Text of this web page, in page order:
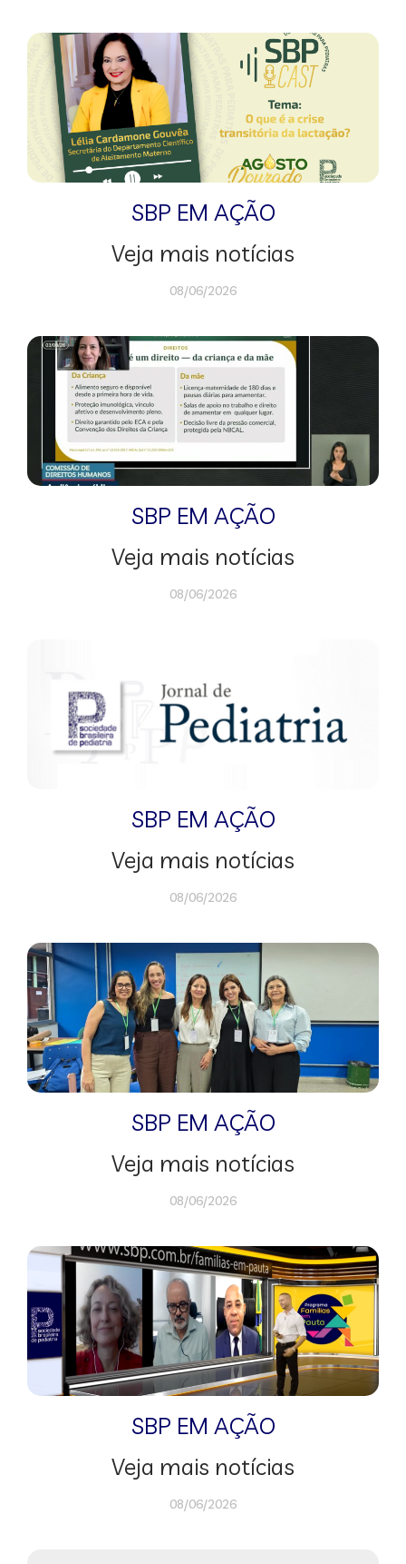
SBP EM AÇÃO
Veja mais notícias
08/06/2026
SBP EM AÇÃO
Veja mais notícias
08/06/2026
SBP EM AÇÃO
Veja mais notícias
08/06/2026
SBP EM AÇÃO
Veja mais notícias
08/06/2026
SBP EM AÇÃO
Veja mais notícias
08/06/2026